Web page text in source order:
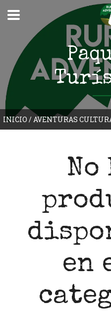
INICIO /AVENTURAS
No
en